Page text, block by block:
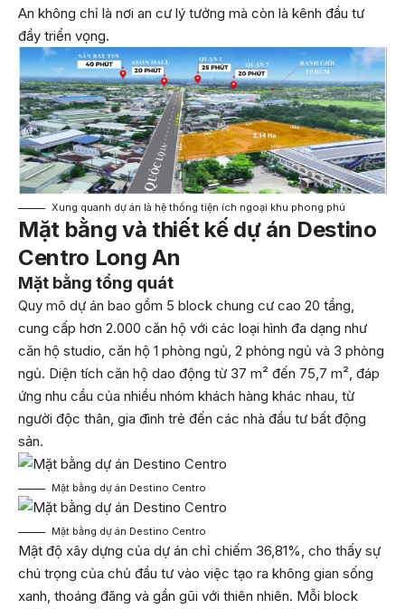
An không chỉ là nơi an cư lý tưởng mà còn là kênh đầu tư
đầy triển vọng.
Xung quanh dự án là hệ thống tiện ích ngoại khu phong phú
Mặt bằng và thiết kế dự án Destino
Centro Long An
Mặt bằng tổng quát
Quy mô dự án bao gồm 5 block chung cư cao 20 tầng,
cung cấp hơn 2.000 căn hộ với các loại hình đa dạng như
căn hộ studio, căn hộ 1 phòng ngủ, 2 phòng ngủ và 3 phòng
ngủ. Diện tích căn hộ dao động từ 37 m² đến 75,7 m², đáp
ứng nhu cầu của nhiều nhóm khách hàng khác nhau, từ
người độc thân, gia đình trẻ đến các nhà đầu tư bất động
sản.
Mặt bằng dự án Destino Centro
Mặt bằng dự án Destino Centro
Mật độ xây dựng của dự án chỉ chiếm 36,81%, cho thấy sự
chú trọng của chủ đầu tư vào việc tạo ra không gian sống
xanh, thoáng đãng và gần gũi với thiên nhiên. Mỗi block